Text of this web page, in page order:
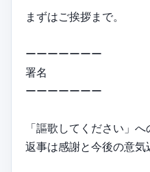
まずはご挨拶まで。
ーーーーーーー
署名
ーーーーーーー
「謳歌してください」へ
返事は感謝と今後の意気